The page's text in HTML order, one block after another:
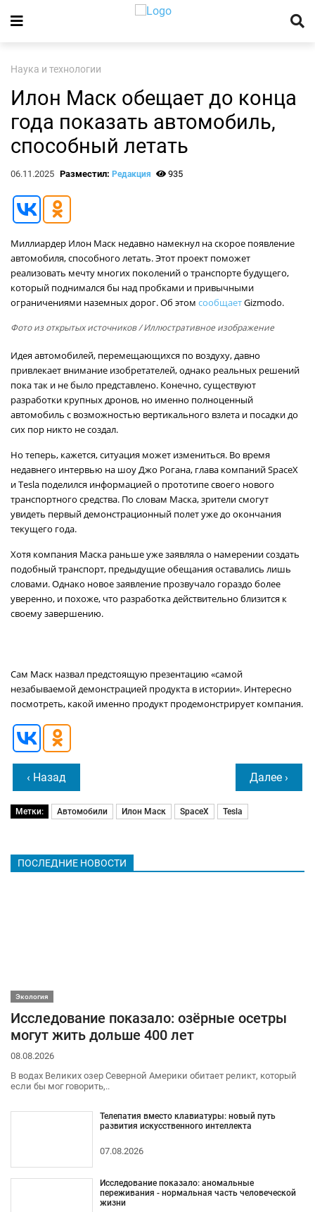
Наука и технологии
Илон Маск обещает до конца
года показать автомобиль,
способный летать
06.11.2025 Разместил: Редакция 935
Миллиардер Илон Маск недавно намекнул на скорое появление
автомобиля, способного летать. Этот проект поможет
реализовать мечту многих поколений о транспорте будущего,
который поднимался бы над пробками и привычными
ограничениями наземных дорог. Об этом сообщаетGizmodo.
Фото из открытых источников/ Иллюстративное изображение
Идея автомобилей, перемещающихся по воздуху, давно
привлекает внимание изобретателей, однако реальных решений
пока так и не было представлено. Конечно, существуют
разработки крупных дронов, но именно полноценный
автомобиль с возможностью вертикального взлета и посадки до
сих пор никто не создал.
Но теперь, кажется, ситуация может измениться. Во время
недавнего интервью на шоу Джо Рогана, глава компаний SpaceX
и Tesla поделился информацией о прототипе своего нового
транспортного средства. По словам Маска, зрители смогут
увидеть первый демонстрационный полет уже до окончания
текущего года.
Хотя компания Маска раньше уже заявляла о намерении создать
подобный транспорт, предыдущие обещания оставались лишь
словами. Однако новое заявление прозвучало гораздо более
уверенно, и похоже, что разработка действительно близится к
своему завершению.
Сам Маск назвал предстоящую презентацию «самой
незабываемой демонстрацией продукта в истории». Интересно
посмотреть, какой именно продукт продемонстрирует компания.
‹ Назад Далее ›
Метки: Автомобили Илон Маск SpaceX Tesla
ПОСЛЕДНИЕ НОВОСТИ
Экология
Исследование показало: озёрные осетры
могут жить дольше 400 лет
08.08.2026
В водах Великих озер Северной Америки обитает реликт, который
если бы мог говорить,..
Телепатия вместо клавиатуры: новый путь
развития искусственного интеллекта
07.08.2026
Исследование показало: аномальные
переживания - нормальная часть человеческой
жизни